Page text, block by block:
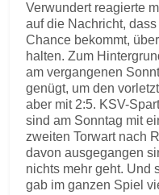
Verwundert reagierte
auf die Nachricht,
Chance bekommt,
halten. Zum
am vergangenen
genügt, um den
aber mit 2:5. KSV-
sind am Sonntag mit
zweiten Torwart nach
davon ausgegangen
nichts mehr geht. Und
gab im ganzen Spiel